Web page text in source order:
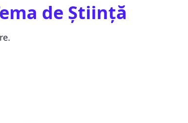
de Știință